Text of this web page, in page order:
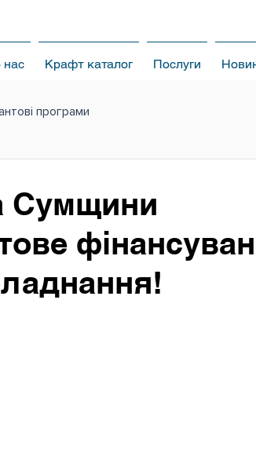
нас Крафт каталог Послуги
програми
Сумщини